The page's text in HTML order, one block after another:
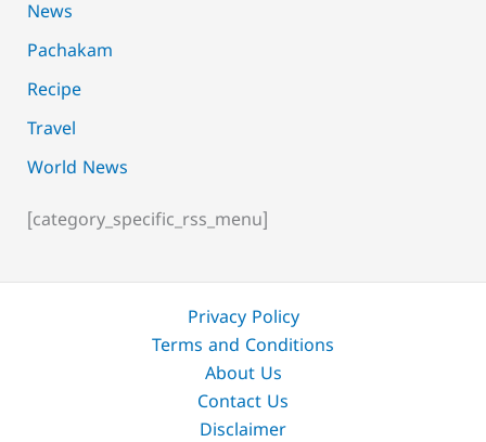
News
Pachakam
Recipe
Travel
World News
[category_specific_rss_menu]
Privacy Policy
Terms and Conditions
About Us
Contact Us
Disclaimer